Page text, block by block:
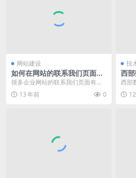
网站建设
如何在网站的联系我们页面插
入百度地图？
很多企业网站的联系我们页面有百
度地图，可以通过缩放、拖拽等方
式来显示和标注自己公...
13 年前 0
技
西
云
具
西部
建立
程序